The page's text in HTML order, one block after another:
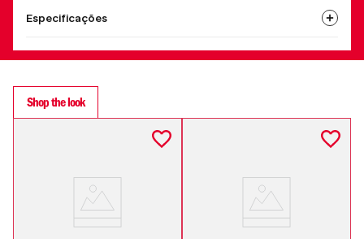
Especificações
Shop the look